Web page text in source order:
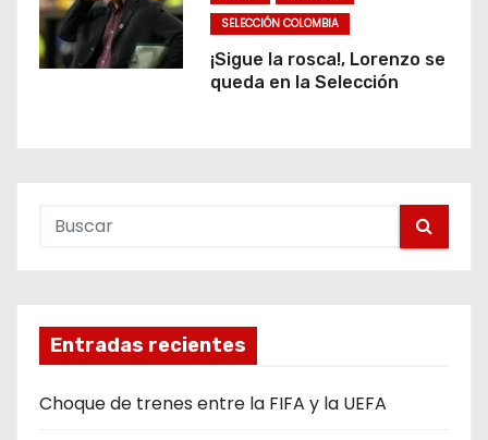
SELECCIÓN COLOMBIA
¡Sigue la rosca!, Lorenzo se
queda en la Selección
Entradas recientes
Choque de trenes entre la FIFA y la UEFA